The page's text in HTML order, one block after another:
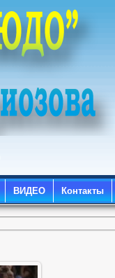
ВИДЕО Контакты